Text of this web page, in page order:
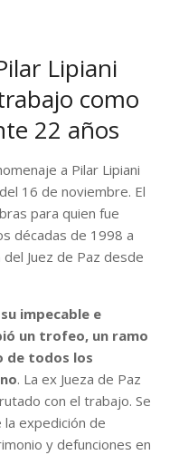
Lipiani
como
22 años
a Pilar Lipiani
16 de noviembre. El
para quien fue
décadas de 1998 a
Juez de Paz desde
impecable e
un trofeo, un ramo
de todos los
. La ex Jueza de Paz
con el trabajo. Se
expedición de
y defunciones en